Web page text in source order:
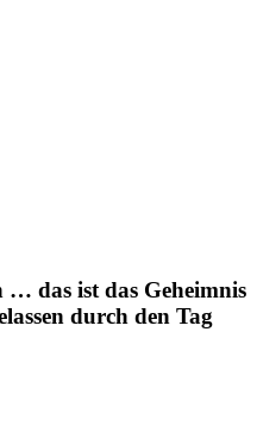
… das ist das Geheimnis
durch den Tag